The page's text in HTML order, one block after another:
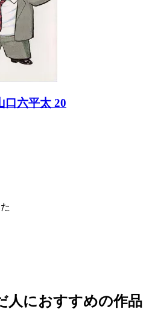
六平太 20
人におすすめの作品